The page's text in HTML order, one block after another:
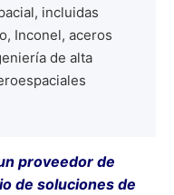
incluidas
Inconel, aceros
de alta
proveedor de
de soluciones de